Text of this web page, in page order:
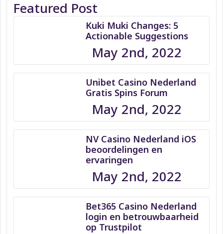
Featured Post
Kuki Muki Changes: 5
Actionable Suggestions
May 2nd, 2022
Unibet Casino Nederland
Gratis Spins Forum
May 2nd, 2022
NV Casino Nederland iOS
beoordelingen en
ervaringen
May 2nd, 2022
Bet365 Casino Nederland
login en betrouwbaarheid
op Trustpilot